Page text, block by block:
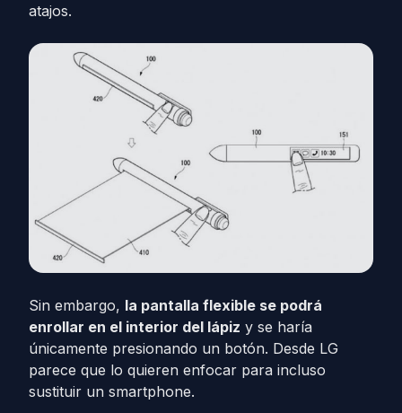
atajos.
Sin embargo, la pantalla flexible se podrá
enrollar en el interior del lápiz y se haría
únicamente presionando un botón. Desde LG
parece que lo quieren enfocar para incluso
sustituir un smartphone.